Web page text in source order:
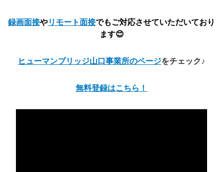
録画面接やリモート面接でもご対応させていただいており
ます😊
ヒューマンブリッジ山口事業所のページをチェック♪
無料登録はこちら！